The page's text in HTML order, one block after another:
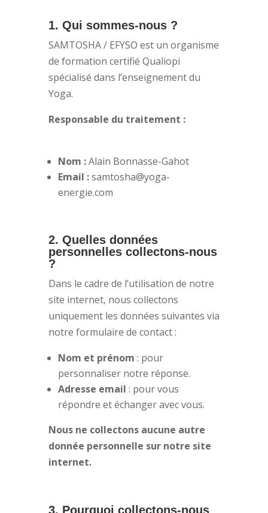
1. Qui sommes-nous ?
SAMTOSHA / EFYSO est un organisme
de formation certifié Qualiopi
spécialisé dans l’enseignement du
Yoga.
Responsable du traitement :
Nom :Alain Bonnasse-Gahot
Email :samtosha@yoga-
energie.com
2. Quelles données
personnelles collectons-nous
?
Dans le cadre de l’utilisation de notre
site internet, nous collectons
uniquement les données suivantes via
notre formulaire de contact :
Nom et prénom : pour
personnaliser notre réponse.
Adresse email : pour vous
répondre et échanger avec vous.
Nous ne collectons aucune autre
donnée personnelle sur notre site
internet.
3. Pourquoi collectons-nous